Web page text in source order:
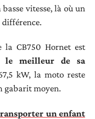
vitesse, là où un
différence.
la CB750 Hornet est
le meilleur de sa
kW, la moto reste
gabarit moyen.
un enfant